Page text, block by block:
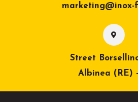
marketing@inox-
Street
Albinea (RE) -